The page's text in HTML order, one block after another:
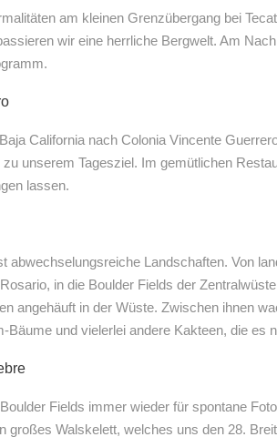
am kleinen Grenzübergang bei
wir eine herrliche Bergwelt. Am
California nach Colonia Vincente
unserem Tagesziel. Im gemütlichen
lassen.
abwechselungsreiche Landschaften. Von
in die Boulder Fields der
angehäuft in der Wüste. Zwischen ihnen
und vielerlei andere Kakteen, die es
Fields immer wieder für spontane
großes Walskelett, welches uns den 28.